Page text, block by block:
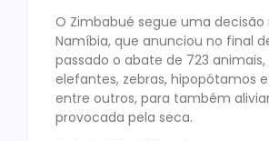
O Zimbabué segue uma
Namíbia, que anunciou no final
passado o abate de 723
elefantes, zebras, hipopótamos
entre outros, para também
provocada pela seca.